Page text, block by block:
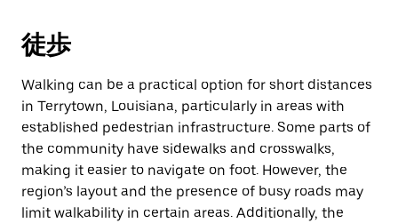
し
ま
ESC
ボ
で
カ
レ
ン
徒歩
Walking can be a practical option for short distances
in Terrytown, Louisiana, particularly in areas with
established pedestrian infrastructure. Some parts of
the community have sidewalks and crosswalks,
making it easier to navigate on foot. However, the
region’s layout and the presence of busy roads may
limit walkability in certain areas. Additionally, the